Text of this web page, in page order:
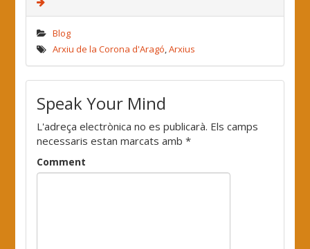
Blog
Arxiu de la Corona d'Aragó,Arxius
Speak Your Mind
L'adreça electrònica no es publicarà. Els camps
necessaris estan marcats amb*
Comment